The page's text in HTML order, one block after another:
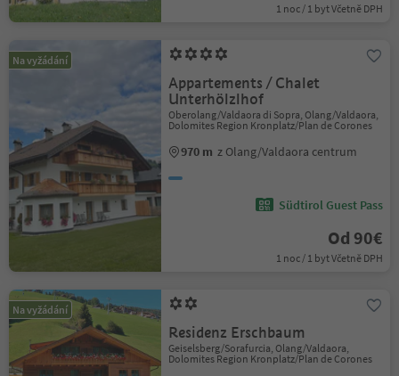
1 noc / 1 byt Včetně DPH
Na vyžádání
Appartements / Chalet
Unterhölzlhof
Oberolang/Valdaora di Sopra, Olang/Valdaora,
Dolomites Region Kronplatz/Plan de Corones
970 m z Olang/Valdaora centrum
Südtirol Guest Pass
Od 90€
1 noc / 1 byt Včetně DPH
Na vyžádání
Residenz Erschbaum
Geiselsberg/Sorafurcia, Olang/Valdaora,
Dolomites Region Kronplatz/Plan de Corones